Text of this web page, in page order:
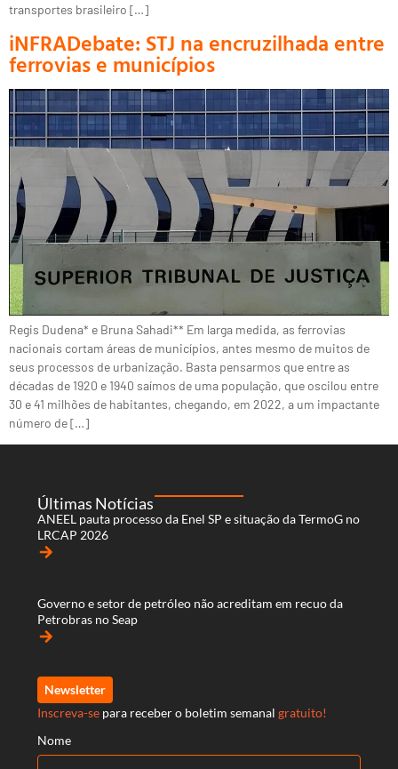
transportes brasileiro […]
iNFRADebate: STJ na encruzilhada entre
ferrovias e municípios
Regis Dudena* e Bruna Sahadi** Em larga medida, as ferrovias
nacionais cortam áreas de municípios, antes mesmo de muitos de
seus processos de urbanização. Basta pensarmos que entre as
décadas de 1920 e 1940 saímos de uma população, que oscilou entre
30 e 41 milhões de habitantes, chegando, em 2022, a um impactante
número de […]
Últimas Notícias
ANEEL pauta processo da Enel SP e situação da TermoG no
LRCAP 2026
arrow_forward
Governo e setor de petróleo não acreditam em recuo da
Petrobras no Seap
arrow_forward
Newsletter
Inscreva-se para receber o boletim semanal gratuito!
Nome